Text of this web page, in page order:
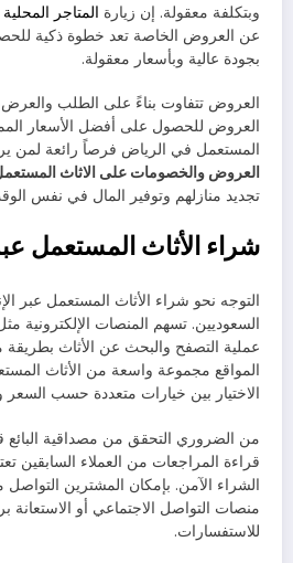
وبتكلفة معقولة. إن زيارة المتاجر المحلية
عن العروض الخاصة تعد خطوة ذكية
بجودة عالية وبأسعار معقولة.
العروض تتفاوت بناءً على الطلب
العروض للحصول على أفضل الأسعار
المستعمل في الرياض فرصاً رائعة
العروض والخصومات على الاثاث
تجديد منازلهم وتوفير المال في نفس
شراء الأثاث المستعمل
التوجه نحو شراء الأثاث المستعمل عبر
السعوديين. تسهم المنصات
عملية التصفح والبحث عن الأثاث
المواقع مجموعة واسعة من الأثاث
الاختيار بين خيارات متعددة حسب السعر
من الضروري التحقق من مصداقية البائع
قراءة المراجعات من العملاء السابقين
الشراء الآمن. بإمكان المشترين التواصل
منصات التواصل الاجتماعي أو
للاستفسارات.